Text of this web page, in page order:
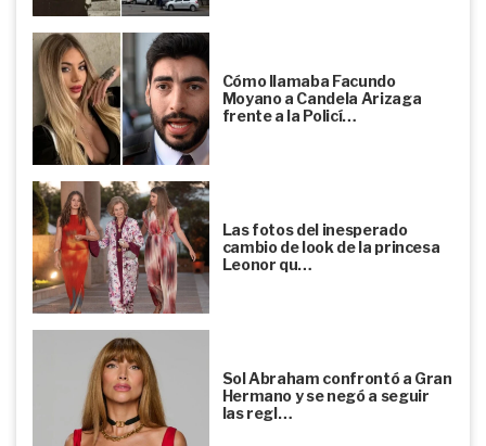
Cómo llamaba Facundo
Moyano a Candela Arizaga
frente a la Policí…
Las fotos del inesperado
cambio de look de la princesa
Leonor qu…
Sol Abraham confrontó a Gran
Hermano y se negó a seguir
las regl…